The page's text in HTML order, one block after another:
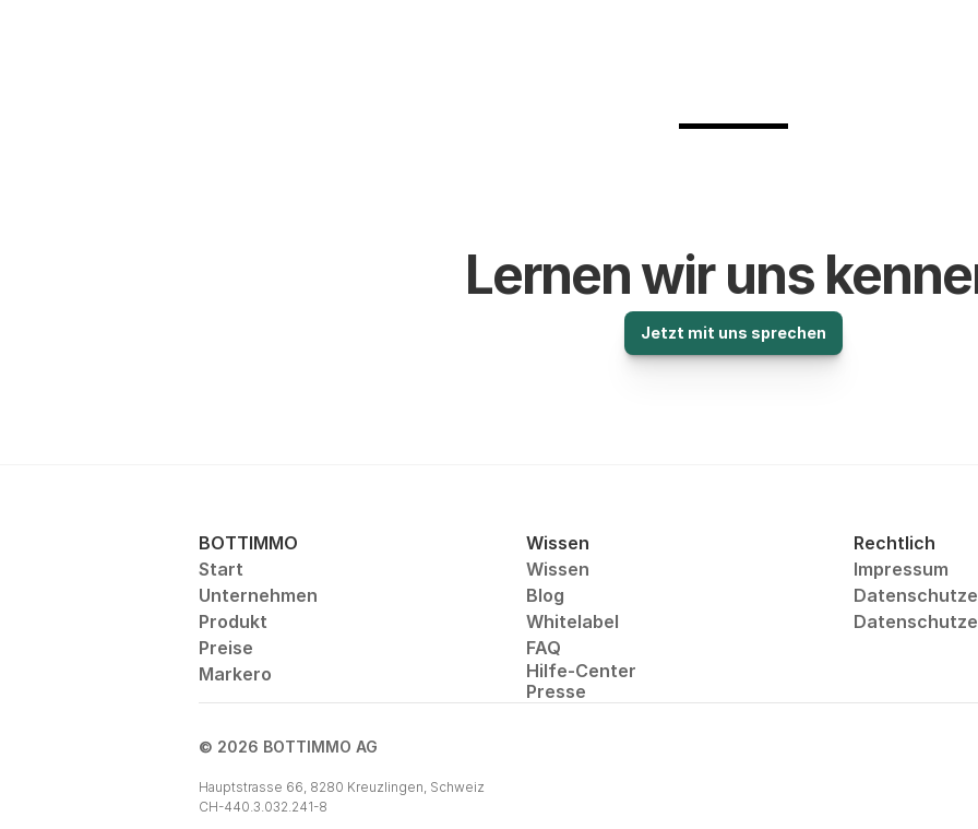
Lernen wir uns
Jetzt mit uns sprechen
BOTTIMMO
Start
Unternehmen
Produkt
Preise
Markero
Wissen
Wissen
Blog
Whitelabel
FAQ
Hilfe-Center
Presse
Rechtlich
Impressum
© 2026 BOTTIMMO AG
Hauptstrasse 66, 8280 Kreuzlingen, Schweiz
CH-440.3.032.241-8